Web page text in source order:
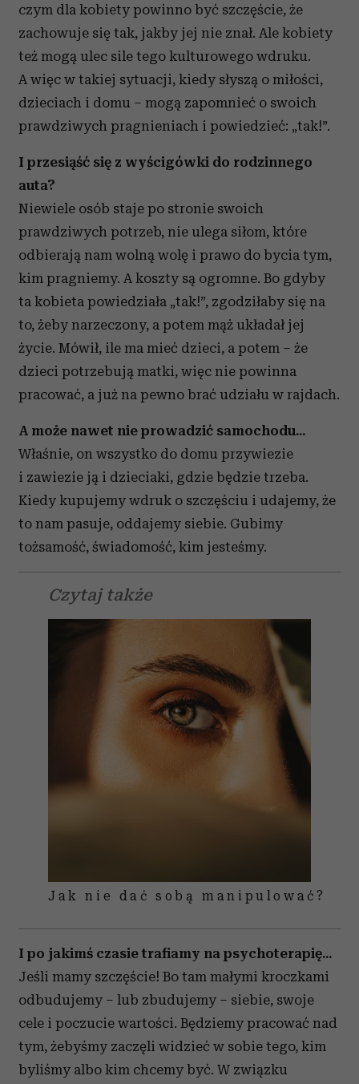
czym dla kobiety powinno być szczęście, że
zachowuje się tak, jakby jej nie znał. Ale kobiety
też mogą ulec sile tego kulturowego wdruku.
A więc w takiej sytuacji, kiedy słyszą o miłości,
dzieciach i domu – mogą zapomnieć o swoich
prawdziwych pragnieniach i powiedzieć: „tak!”.
I przesiąść się z wyścigówki do rodzinnego
auta?
Niewiele osób staje po stronie swoich
prawdziwych potrzeb, nie ulega siłom, które
odbierają nam wolną wolę i prawo do bycia tym,
kim pragniemy. A koszty są ogromne. Bo gdyby
ta kobieta powiedziała „tak!”, zgodziłaby się na
to, żeby narzeczony, a potem mąż układał jej
życie. Mówił, ile ma mieć dzieci, a potem – że
dzieci potrzebują matki, więc nie powinna
pracować, a już na pewno brać udziału w rajdach.
A może nawet nie prowadzić samochodu...
Właśnie, on wszystko do domu przywiezie
i zawiezie ją i dzieciaki, gdzie będzie trzeba.
Kiedy kupujemy wdruk o szczęściu i udajemy, że
to nam pasuje, oddajemy siebie. Gubimy
tożsamość, świadomość, kim jesteśmy.
Czytaj także
Jak nie dać sobą manipulować?
I po jakimś czasie trafiamy na psychoterapię...
Jeśli mamy szczęście! Bo tam małymi kroczkami
odbudujemy – lub zbudujemy – siebie, swoje
cele i poczucie wartości. Będziemy pracować nad
tym, żebyśmy zaczęli widzieć w sobie tego, kim
byliśmy albo kim chcemy być. W związku